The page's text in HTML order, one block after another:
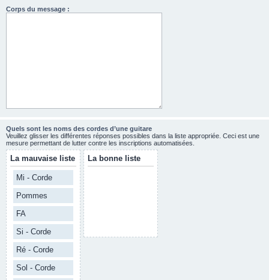
Corps du message :
Quels sont les noms des cordes d’une guitare
Veuillez glisser les différentes réponses possibles dans la liste appropriée. Ceci est une
mesure permettant de lutter contre les inscriptions automatisées.
La mauvaise liste
Mi - Corde
Pommes
FA
Si - Corde
Ré - Corde
Sol - Corde
La bonne liste